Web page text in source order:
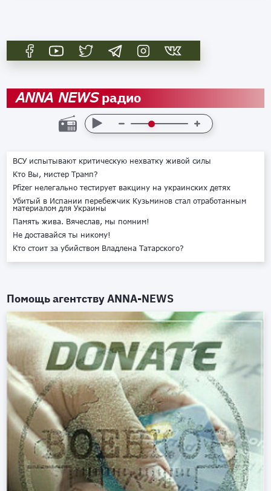
ANNA NEWSрадио
ВСУ испытывают критическую нехватку живой силы
Кто Вы, мистер Трамп?
Pfizer нелегально тестирует вакцину на украинских детях
Убитый в Испании перебежчик Кузьминов стал отработанным
материалом для Украины
Память жива. Вячеслав, мы помним!
Не доставайся ты никому!
Кто стоит за убийством Владлена Татарского?
Помощь агентствуANNA-NEWS